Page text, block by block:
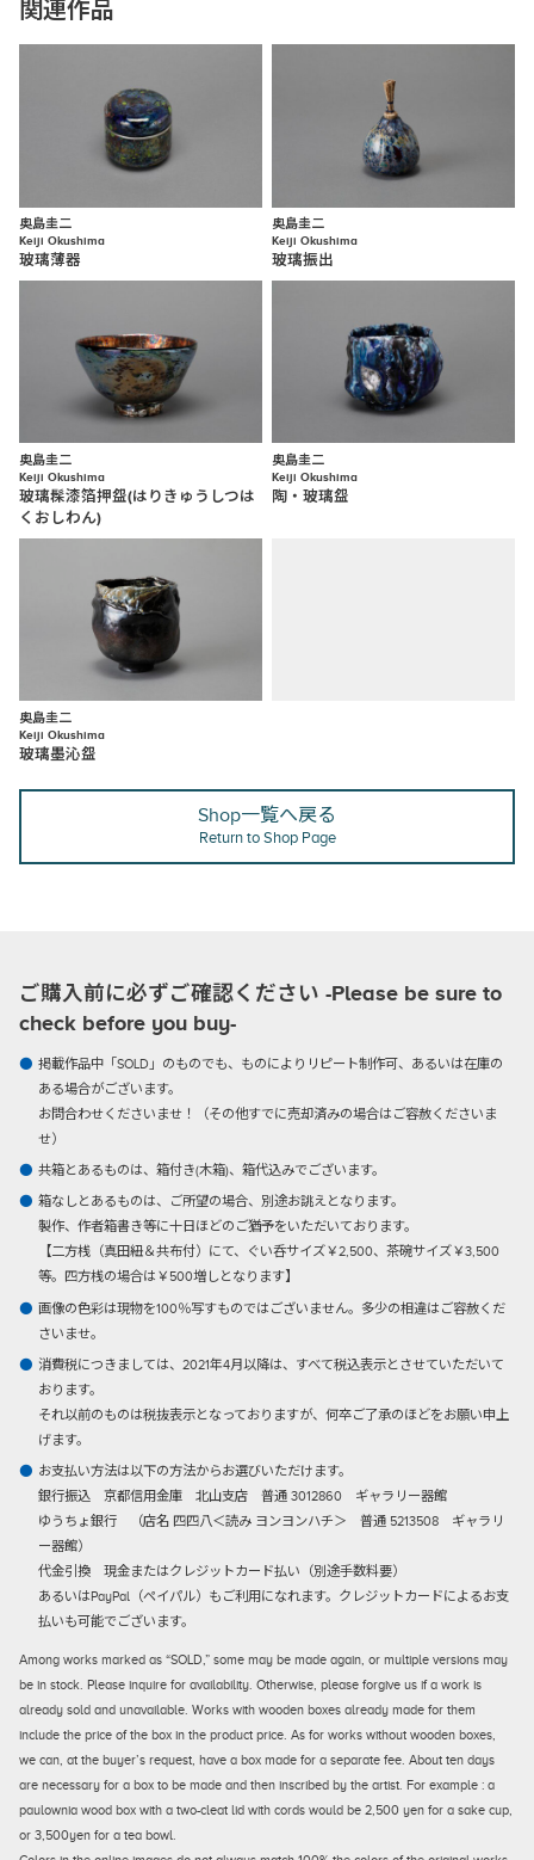
関連作品
奥島圭二
Keiji Okushima
玻璃薄器
奥島圭二
Keiji Okushima
玻璃振出
奥島圭二
Keiji Okushima
玻璃髹漆箔押盌(はりきゅうしつは
くおしわん)
奥島圭二
Keiji Okushima
陶・玻璃盌
奥島圭二
Keiji Okushima
玻璃墨沁盌
Shop一覧へ戻る
Return to Shop Page
ご購入前に必ずご確認ください -Please be sure to
check before you buy-
掲載作品中「SOLD」のものでも、ものによりリピート制作可、あるいは在庫の
ある場合がございます。
お問合わせくださいませ！（その他すでに売却済みの場合はご容赦くださいま
せ）
共箱とあるものは、箱付き(木箱)、箱代込みでございます。
箱なしとあるものは、ご所望の場合、別途お誂えとなります。
製作、作者箱書き等に十日ほどのご猶予をいただいております。
【二方桟（真田紐＆共布付）にて、ぐい呑サイズ￥2,500、茶碗サイズ￥3,500
等。四方桟の場合は￥500増しとなります】
画像の色彩は現物を100％写すものではございません。多少の相違はご容赦くだ
さいませ。
消費税につきましては、2021年4月以降は、すべて税込表示とさせていただいて
おります。
それ以前のものは税抜表示となっておりますが、何卒ご了承のほどをお願い申上
げます。
お支払い方法は以下の方法からお選びいただけます。
銀行振込京都信用金庫 北山支店 普通 3012860 ギャラリー器館
ゆうちょ銀行 （店名 四四八＜読み ヨンヨンハチ＞ 普通 5213508 ギャラリ
ー器館）
代金引換現金またはクレジットカード払い（別途手数料要）
あるいはPayPal（ペイパル）もご利用になれます。クレジットカードによるお支
払いも可能でございます。
Among works marked as “SOLD,” some may be made again, or multiple versions may
be in stock. Please inquire for availability. Otherwise, please forgive us if a work is
already sold and unavailable. Works with wooden boxes already made for them
include the price of the box in the product price. As for works without wooden boxes,
we can, at the buyer’s request, have a box made for a separate fee. About ten days
are necessary for a box to be made and then inscribed by the artist. For example : a
paulownia wood box with a two-cleat lid with cords would be 2,500 yen for a sake cup,
or 3,500yen for a tea bowl.